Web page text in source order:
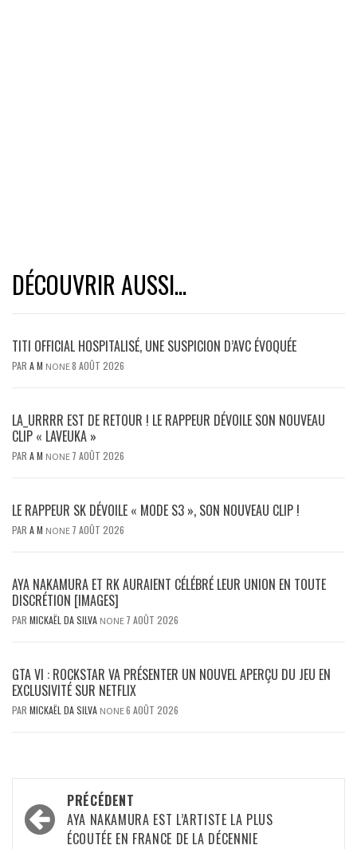
DÉCOUVRIR AUSSI...
TITI OFFICIAL HOSPITALISÉ, UNE SUSPICION D’AVC ÉVOQUÉE
PAR A M NONE8 AOÛT 2026
LA_URRRR EST DE RETOUR ! LE RAPPEUR DÉVOILE SON NOUVEAU
CLIP « LAVEUKA »
PAR A M NONE 7 AOÛT 2026
LE RAPPEUR SK DÉVOILE « MODE S3 », SON NOUVEAU CLIP !
PAR A M NONE 7 AOÛT 2026
AYA NAKAMURA ET RK AURAIENT CÉLÉBRÉ LEUR UNION EN TOUTE
DISCRÉTION [IMAGES]
PAR MICKAËL DA SILVA NONE 7 AOÛT 2026
GTA VI : ROCKSTAR VA PRÉSENTER UN NOUVEL APERÇU DU JEU EN
EXCLUSIVITÉ SUR NETFLIX
PAR MICKAËL DA SILVA NONE6 AOÛT 2026
Navigation
d’article
PRÉCÉDENT
AYA NAKAMURA EST L’ARTISTE LA PLUS
ÉCOUTÉE EN FRANCE DE LA DÉCENNIE